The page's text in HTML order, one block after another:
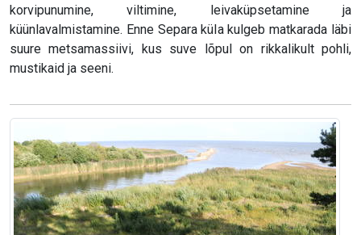
korvipunumine, viltimine, leivaküpsetamine ja
küünlavalmistamine. Enne Separa küla kulgeb matkarada läbi
suure metsamassiivi, kus suve lõpul on rikkalikult pohli,
mustikaid ja seeni.